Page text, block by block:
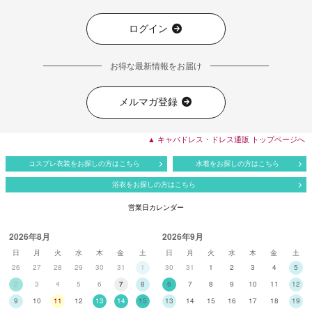
ログイン
お得な最新情報をお届け
メルマガ登録
▲ キャバドレス・ドレス通販 トップページへ
コスプレ衣装をお探しの方はこちら 水着をお探しの方はこちら
浴衣をお探しの方はこちら
営業日カレンダー
2026年8月
日 月 火 水 木 金
土
26
27 28 29 30 31
1
2
3 4 5 6 7
8
9
10 11 12 13 14
15
2026年9月
日 月 火 水 木 金
土
30
31 1 2 3 4
5
6
7 8 9 10 11
12
13
14 15 16 17 18
19